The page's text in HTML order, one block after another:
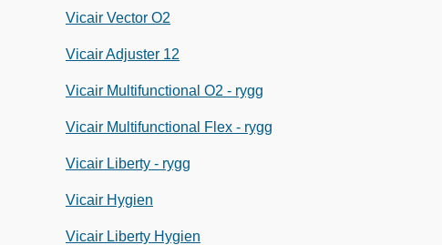
Vicair Vector O2
Vicair Adjuster 12
Vicair Multifunctional O2 - rygg
Vicair Multifunctional Flex - rygg
Vicair Liberty - rygg
Vicair Hygien
Vicair Liberty Hygien